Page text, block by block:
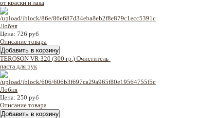
от краски и лака
Цена: 726 руб
Описание товара
TEROSON VR 320 (300 гр.) Очиститель-
паста для рук
Цена: 250 руб
Описание товара